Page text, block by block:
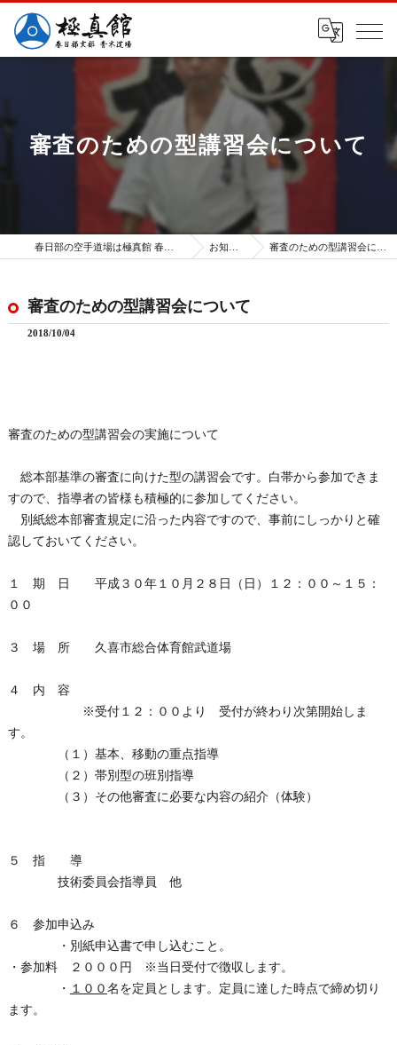
審査のための型講習会について
春日部の空手道場は極真館 春日部支部 お知らせ 審査のための型講習会について
審査のための型講習会について
2018/10/04
審査のための型講習会の実施について
総本部基準の審査に向けた型の講習会です。白帯から参加できま
すので、指導者の皆様も積極的に参加してください。
別紙総本部審査規定に沿った内容ですので、事前にしっかりと確
認しておいてください。
１ 期 日 平成３０年１０月２８日（日）１２：００～１５：
００
３ 場 所 久喜市総合体育館武道場
４ 内 容
※受付１２：００より 受付が終わり次第開始しま
す。
（１）基本、移動の重点指導
（２）帯別型の班別指導
（３）その他審査に必要な内容の紹介（体験）
５ 指 導
技術委員会指導員 他
６ 参加申込み
・別紙申込書で申し込むこと。
・参加料 ２０００円 ※当日受付で徴収します。
・ １００ 名を定員とします。定員に達した時点で締め切り
ます。